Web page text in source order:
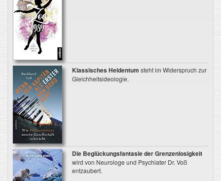
Klassisches Heldentum steht im Widerspruch zur
Gleichheitsideologie.
Die Beglückungsfantasie der Grenzenlosigkeit
wird von Neurologe und Psychiater Dr. Voß
entzaubert.